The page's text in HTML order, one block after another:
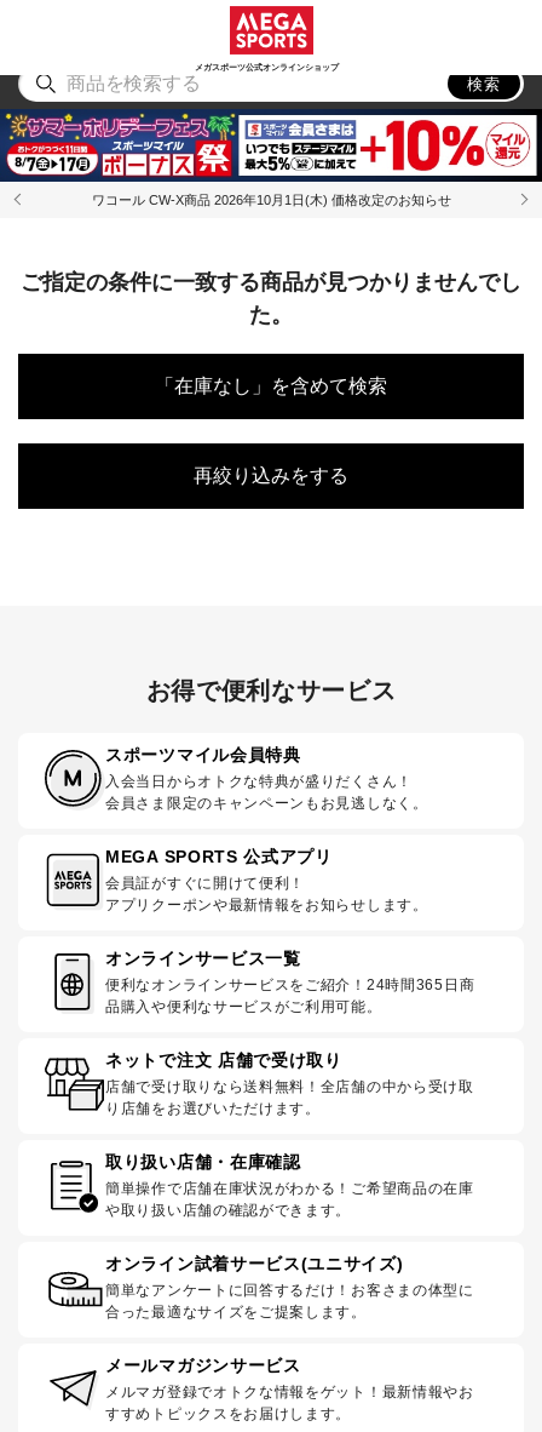
メガスポーツ公式オンラインショップ
アウトドア
検索
ワコール CW-X商品 2026年10月1日(木) 価格改定のお知らせ
ご指定の条件に一致する商品が見つかりませんでし
た。
「在庫なし」を含めて検索
再絞り込みをする
お得で便利なサービス
スポーツマイル会員特典
入会当日からオトクな特典が盛りだくさん！
会員さま限定のキャンペーンもお見逃しなく。
MEGA SPORTS 公式アプリ
会員証がすぐに開けて便利！
アプリクーポンや最新情報をお知らせします。
オンラインサービス一覧
便利なオンラインサービスをご紹介！24時間365日商
品購入や便利なサービスがご利用可能。
ネットで注文 店舗で受け取り
店舗で受け取りなら送料無料！全店舗の中から受け取
り店舗をお選びいただけます。
取り扱い店舗・在庫確認
簡単操作で店舗在庫状況がわかる！ご希望商品の在庫
や取り扱い店舗の確認ができます。
オンライン試着サービス(ユニサイズ)
簡単なアンケートに回答するだけ！お客さまの体型に
合った最適なサイズをご提案します。
メールマガジンサービス
メルマガ登録でオトクな情報をゲット！最新情報やお
すすめトピックスをお届けします。